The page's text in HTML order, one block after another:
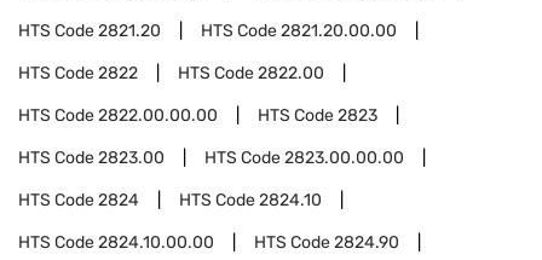
HTS Code2821.20 HTS Code2821.20.00.00
HTS Code2822 HTS Code2822.00
HTS Code2822.00.00.00 HTS Code2823
HTS Code2823.00 HTS Code2823.00.00.00
HTS Code2824 HTS Code2824.10
HTS Code2824.10.00.00 HTS Code2824.90